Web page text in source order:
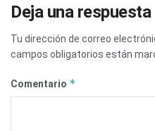
Deja una respuesta
Tu dirección de correo
campos obligatorios están
Comentario *